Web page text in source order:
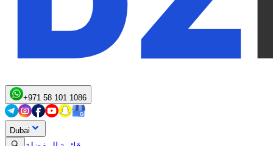
+971 58 101 1086
Dubai